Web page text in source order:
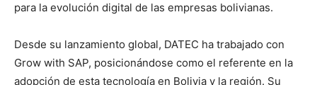
para la evolución digital de las empresas bolivianas.
Desde su lanzamiento global, DATEC ha trabajado con
Grow with SAP, posicionándose como el referente en la
adopción de esta tecnología en Bolivia y la región. Su